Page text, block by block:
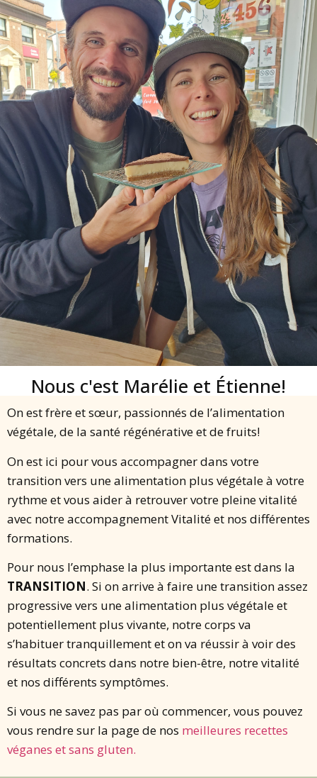
Nous c'est Marélie et Étienne!
On est frère et sœur, passionnés de l’alimentation
végétale, de la santé régénérative et de fruits!
On est ici pour vous accompagner dans votre
transition vers une alimentation plus végétale à votre
rythme et vous aider à retrouver votre pleine vitalité
avec notre accompagnement Vitalité et nos différentes
formations.
Pour nous l’emphase la plus importante est dans la
TRANSITION. Si on arrive à faire une transition assez
progressive vers une alimentation plus végétale et
potentiellement plus vivante, notre corps va
s’habituer tranquillement et on va réussir à voir des
résultats concrets dans notre bien-être, notre vitalité
et nos différents symptômes.
Si vous ne savez pas par où commencer, vous pouvez
vous rendre sur la page de nos meilleures recettes
véganes et sans gluten.